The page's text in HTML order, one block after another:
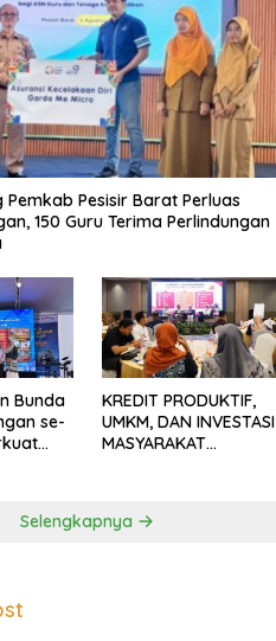
Pemkab Pesisir Barat Perluas
150 Guru Terima Perlindungan
Bunda
se-
KREDIT PRODUKTIF,
UMKM, DAN INVESTASI
MASYARAKAT
Selengkapnya